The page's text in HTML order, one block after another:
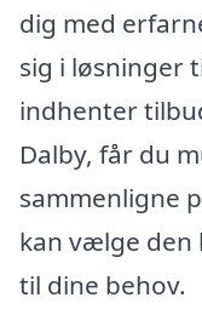
dig med
sig i løsninger
indhenter
Dalby, får du
sammenligne
kan vælge den
til dine behov.